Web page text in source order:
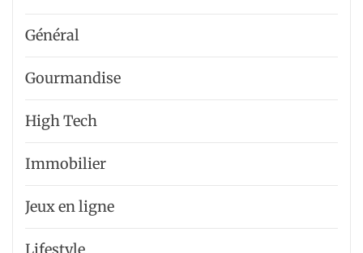
Général
Gourmandise
High Tech
Immobilier
Jeux en ligne